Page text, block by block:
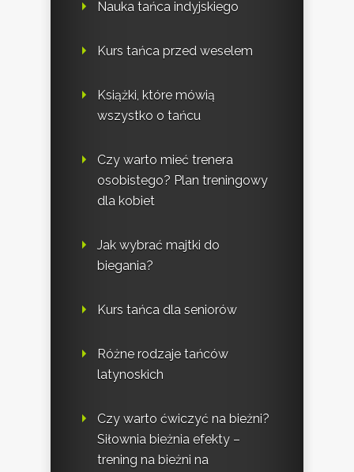
Nauka tańca indyjskiego
Kurs tańca przed weselem
Książki, które mówią
wszystko o tańcu
Czy warto mieć trenera
osobistego? Plan treningowy
dla kobiet
Jak wybrać majtki do
biegania?
Kurs tańca dla seniorów
Różne rodzaje tańców
latynoskich
Czy warto ćwiczyć na bieżni?
Siłownia bieżnia efekty –
trening na bieżni na